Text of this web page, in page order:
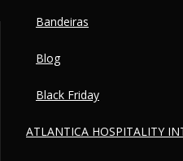
Bandeiras
Blog
Black Friday
ATLANTICA HOSPITALITY